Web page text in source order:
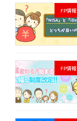
FP情報
FP情報